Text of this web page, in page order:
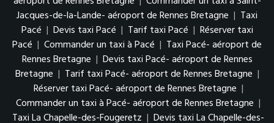
Jacques-de-la-Lande- aéroport de Rennes Bretagne | Taxi
Pacé | Devis taxi Pacé | Tarif taxi Pacé | Réserver taxi
Pacé | Commander un taxi à Pacé | Taxi Pacé- aéroport de
Rennes Bretagne | Devis taxi Pacé- aéroport de Rennes
Bretagne | Tarif taxi Pacé- aéroport de Rennes Bretagne |
Réserver taxi Pacé- aéroport de Rennes Bretagne |
Commander un taxi à Pacé- aéroport de Rennes Bretagne |
Taxi La Chapelle-des-Fougeretz | Devis taxi La Chapelle-des-